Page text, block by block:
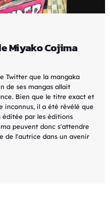
Miyako Cojima
Twitter que la mangaka
de ses mangas allait
Bien que le titre exact et
inconnus, il a été révélé que
par les éditions
peuvent donc s'attendre
de l'autrice dans un avenir